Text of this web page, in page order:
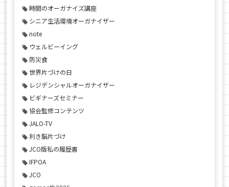
時間のオーガナイズ講座
シニア生活環境オーガナイザー
note
ウェルビーイング
防災食
世界片づけの日
レジデンシャルオーガナイザー
ビギナーズセミナー
協会監修コンテンツ
JALO-TV
利き脳片づけ
JCO版私の履歴書
IFPOA
JCO